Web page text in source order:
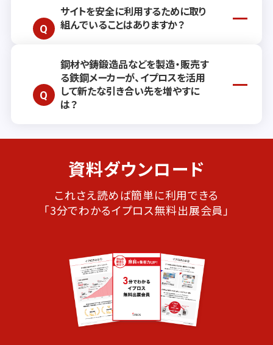
す。お客さまのビジネスニーズに沿った最
適なご提案・お見積もりをいたしますの
で、ぜひお問い合わせください。（リード獲
）
効果的なコンテンツ作成のためのポイント
や手法をまとめた記事 を公開しておりま
ましたらヘルプサイトをご覧いただくか、
問い合わせフォームよりご相談ください。
サイトを安全に利用するために取り
組んでいることはありますか？
当社では、お客さまが安心してサービスを
ご利用いただけるよう、不正アクセスや不
正トラフィックの検知、なりすまし対策、マ
ルウェア対策など、複数の角度から安全対
鋼材や鋳鍛造品などを製造・販売す
る鉄鋼メーカーが、イプロスを活用
して新たな引き合い先を増やすに
は？
囲、納入実績などを明示すると、資材調達
や製品開発担当者の目に留まりやすくなり
ます。強みや対応力をわかりやすく整理
し、資料請求や問い合わせにつながる構成
向けて効率的にPRできます。詳しくは、
問い合わせフォームよりご相談ください。
資料ダウンロード
これさえ読めば簡単に利用できる
「3分でわかるイプロス無料出展会員」